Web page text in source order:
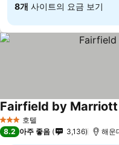
8개 사이트의 요금 보기
3 성급 호텔
Fairfield by Marriott
8.2 아주 좋음 3,136 해운